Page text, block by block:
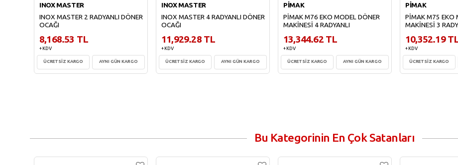
INOX MASTER
INOX MASTER 2 RADYANLI DÖNER
OCAĞI
8,168.53 TL
+ KDV
ÜCRETSİZ KARGO AYNI GÜN KARGO
INOX MASTER
INOX MASTER 4 RADYANLI DÖNER
OCAĞI
11,929.28 TL
+ KDV
ÜCRETSİZ KARGO AYNI GÜN KARGO
PİMAK
PİMAK M76 EKO MODEL DÖNER
MAKİNESİ 4 RADYANLI
13,344.62 TL
+ KDV
ÜCRETSİZ KARGO AYNI GÜN KARGO
PİMAK
PİMAK M75 EKO
MAKİNESİ 3
10,352.19
+ KDV
ÜCRETSİZ KARGO
Bu Kategorinin En Çok Satanları